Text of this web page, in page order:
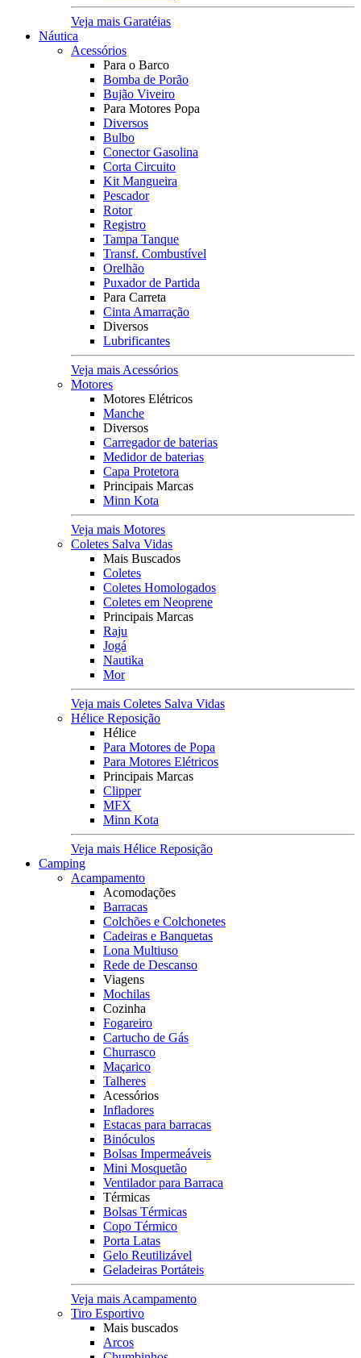
Veja mais Garatéias
Náutica
Acessórios
Para o Barco
Bomba de Porão
Bujão Viveiro
Para Motores Popa
Diversos
Bulbo
Conector Gasolina
Corta Circuito
Kit Mangueira
Pescador
Rotor
Registro
Tampa Tanque
Transf. Combustível
Orelhão
Puxador de Partida
Para Carreta
Cinta Amarração
Diversos
Lubrificantes
Veja mais Acessórios
Motores
Motores Elétricos
Manche
Diversos
Carregador de baterias
Medidor de baterias
Capa Protetora
Principais Marcas
Minn Kota
Veja mais Motores
Coletes Salva Vidas
Mais Buscados
Coletes
Coletes Homologados
Coletes em Neoprene
Principais Marcas
Raju
Jogá
Nautika
Mor
Veja mais Coletes Salva Vidas
Hélice Reposição
Hélice
Para Motores de Popa
Para Motores Elétricos
Principais Marcas
Clipper
MFX
Minn Kota
Veja mais Hélice Reposição
Camping
Acampamento
Acomodações
Barracas
Colchões e Colchonetes
Cadeiras e Banquetas
Lona Multiuso
Rede de Descanso
Viagens
Mochilas
Cozinha
Fogareiro
Cartucho de Gás
Churrasco
Maçarico
Talheres
Acessórios
Infladores
Estacas para barracas
Binóculos
Bolsas Impermeáveis
Mini Mosquetão
Ventilador para Barraca
Térmicas
Bolsas Térmicas
Copo Térmico
Porta Latas
Gelo Reutilizável
Geladeiras Portáteis
Veja mais Acampamento
Tiro Esportivo
Mais buscados
Arcos